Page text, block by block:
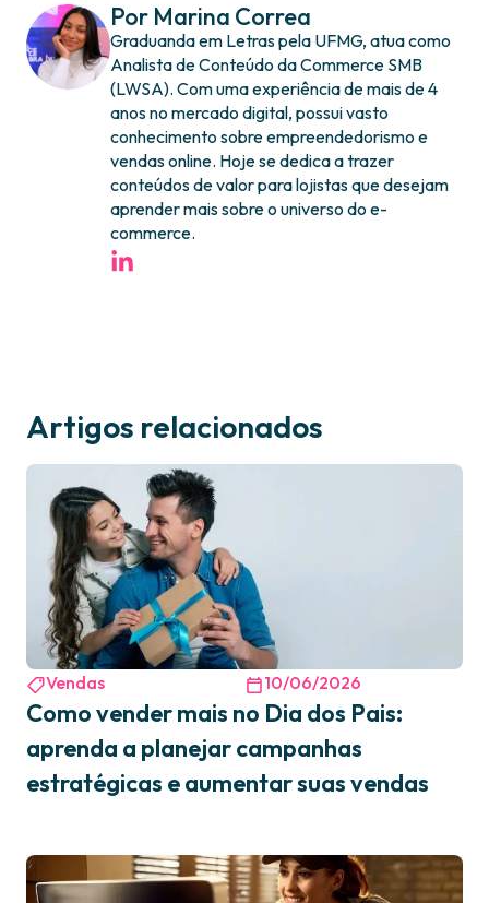
Por Marina Correa
Graduanda em Letras pela UFMG, atua como
Analista de Conteúdo da Commerce SMB
(LWSA). Com uma experiência de mais de 4
anos no mercado digital, possui vasto
conhecimento sobre empreendedorismo e
vendas online. Hoje se dedica a trazer
conteúdos de valor para lojistas que desejam
aprender mais sobre o universo do e-
commerce.
Artigos relacionados
Vendas 10/06/2026
Como vender mais no Dia dos Pais:
aprenda a planejar campanhas
estratégicas e aumentar suas vendas